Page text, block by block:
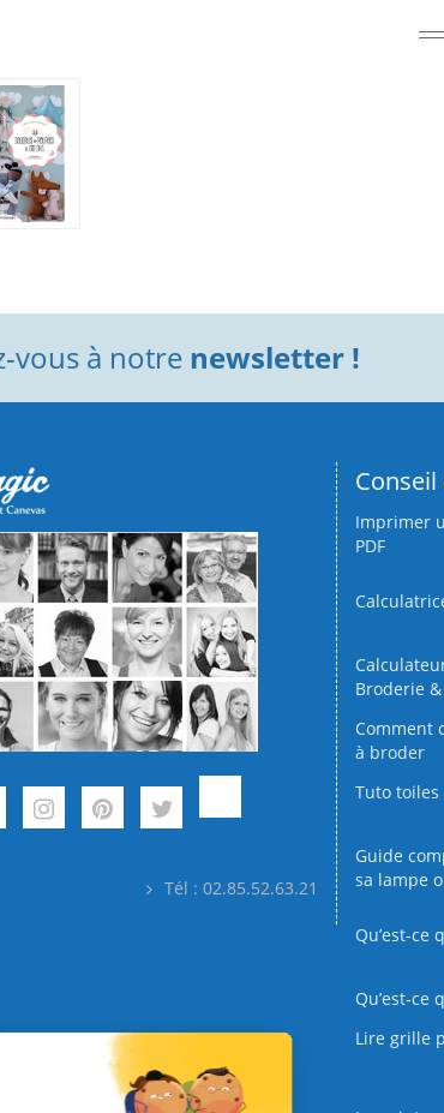
vous à notre newsletter !
Tél : 02.85.52.63.21
Imprimer
PDF
Broderie
Comment
à broder
Tuto
Guide
sa lampe
Qu’est-ce
Qu’est‑ce
Lire grille